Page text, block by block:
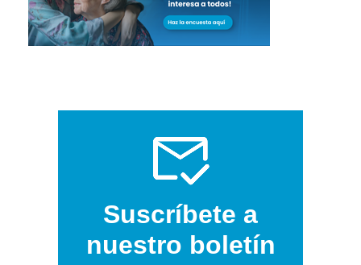
Suscríbete a
nuestro boletín